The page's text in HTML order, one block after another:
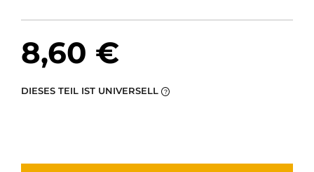
8,60 €
DIESES TEIL IST UNIVERSELL ?